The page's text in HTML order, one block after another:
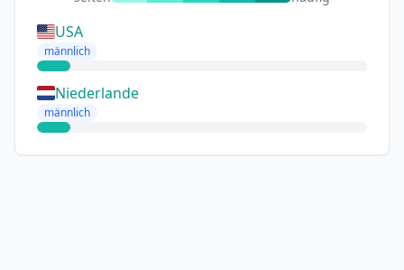
USA
männlich
Niederlande
männlich